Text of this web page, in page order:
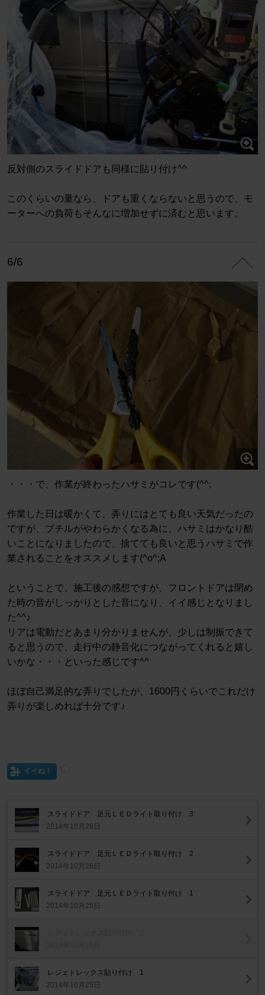
反対側のスライドドアも同様に貼り付け^^
このくらいの量なら、ドアも重くならないと思うので、モ
ーターへの負荷もそんなに増加せずに済むと思います。
6/6
・・・で、作業が終わったハサミがコレです(^^;
作業した日は暖かくて、弄りにはとても良い天気だったの
ですが、ブチルがやわらかくなる為に、ハサミはかなり酷
いことになりましたので、捨てても良いと思うハサミで作
業されることをオススメします(^o^;A
ということで、施工後の感想ですが、フロントドアは閉め
た時の音がしっかりとした音になり、イイ感じとなりまし
た^^♪
リアは電動だとあまり分かりませんが、少しは制振できて
ると思うので、走行中の静音化につながってくれると嬉し
いかな・・・といった感じです^^
ほぼ自己満足的な弄りでしたが、1600円くらいでこれだけ
弄りが楽しめれば十分です♪
イイね！
スライドドア 足元ＬＥＤライト取り付け 3
2014年10月26日
スライドドア 足元ＬＥＤライト取り付け 2
2014年10月26日
スライドドア 足元ＬＥＤライト取り付け 1
2014年10月25日
レジェトレックス貼り付け 1
2014年10月25日